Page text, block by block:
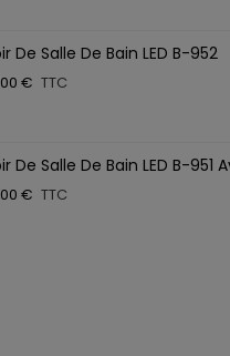
De Salle De Bain LED B-952
€ TTC
De Salle De Bain LED B-951
€ TTC